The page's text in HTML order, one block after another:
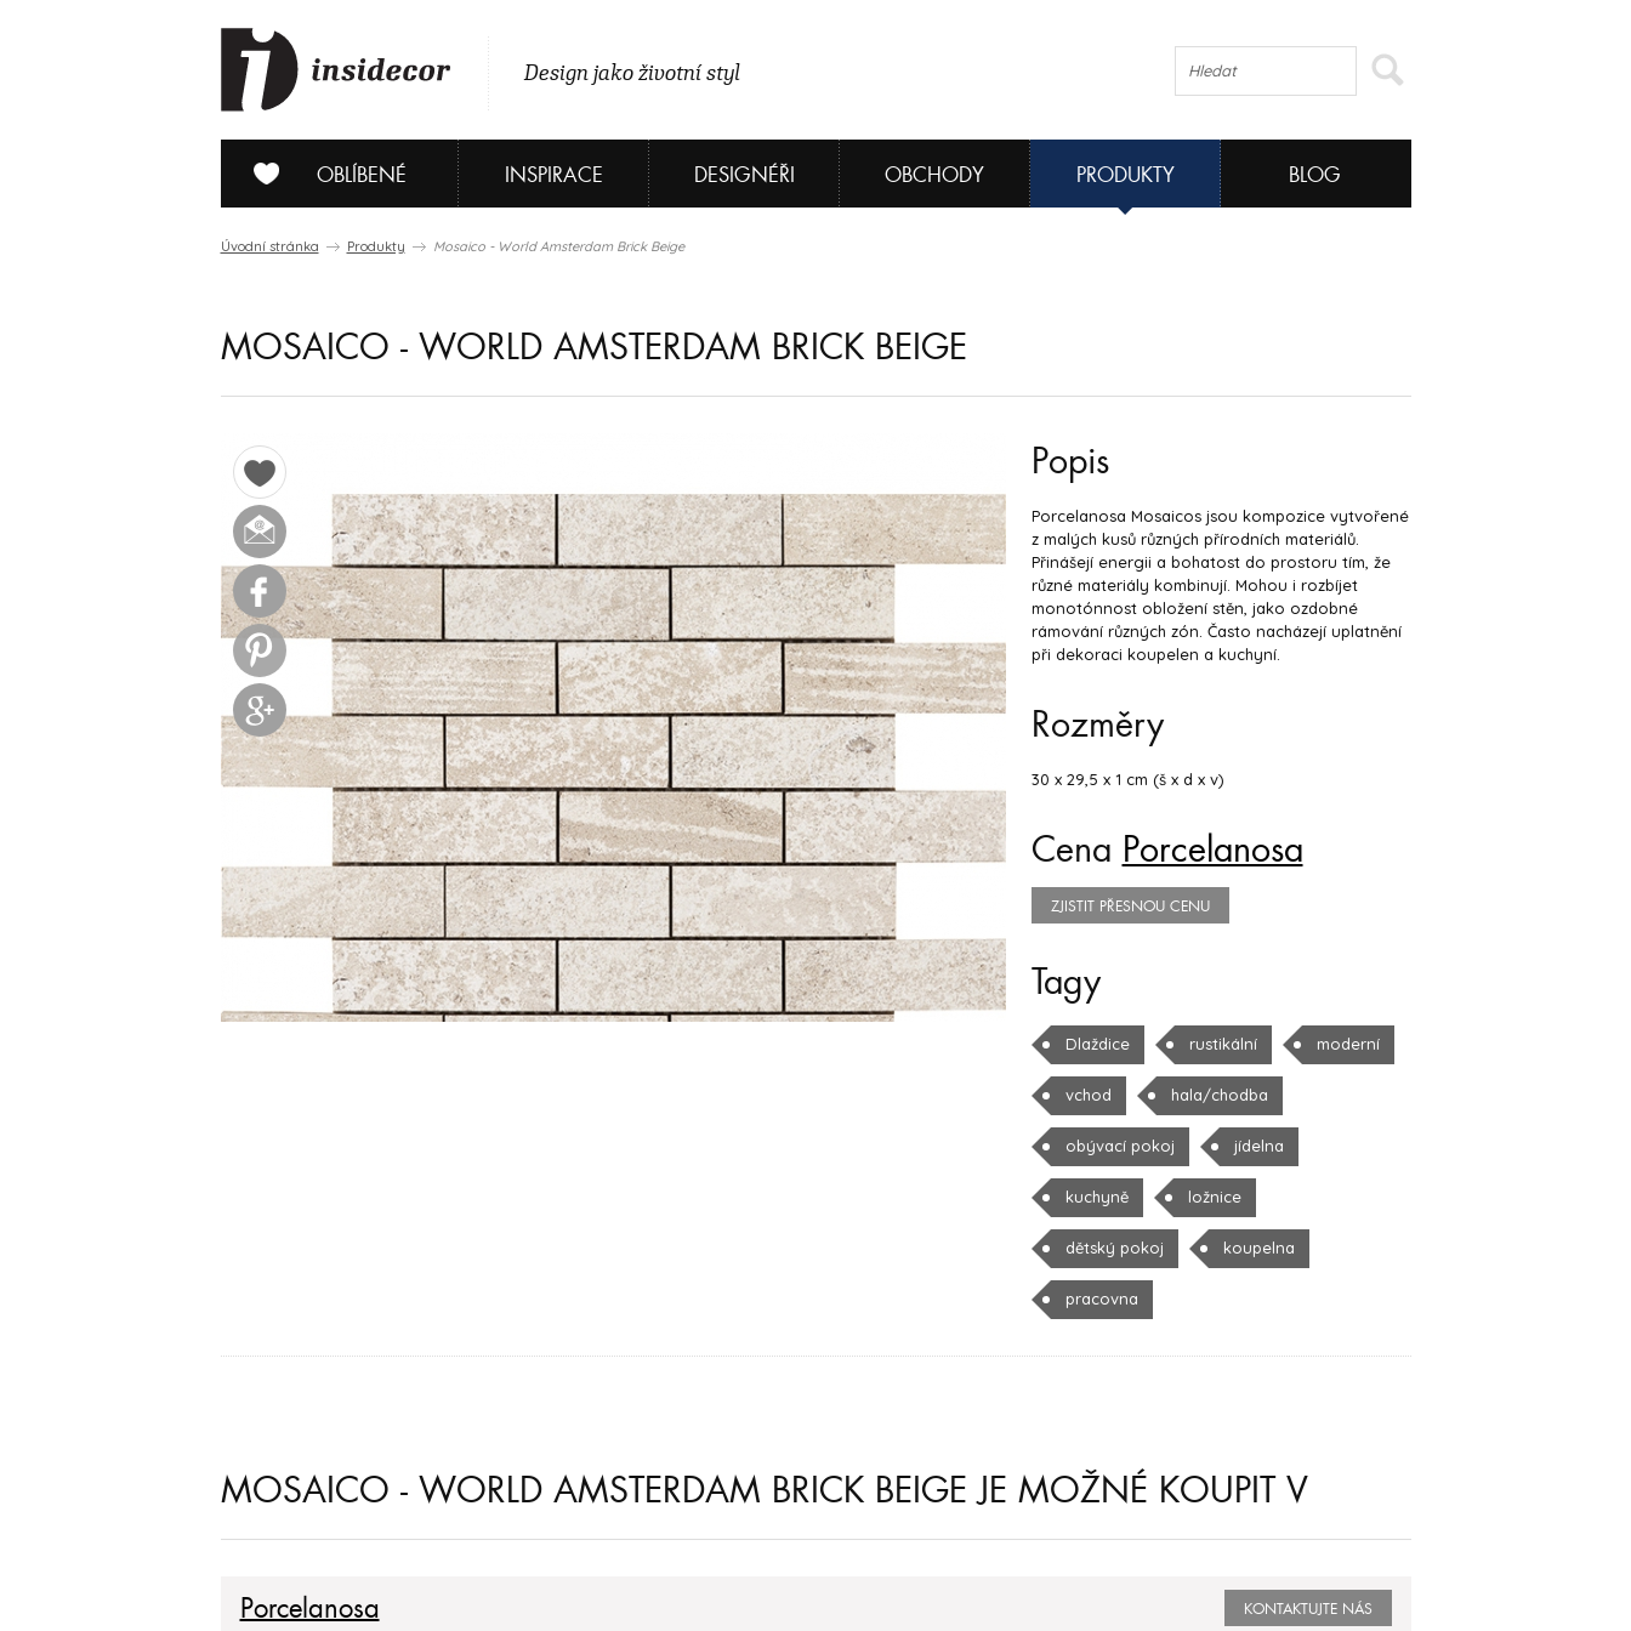
Design jako životní styl
OBLÍBENÉ INSPIRACE DESIGNÉŘI OBCHODY PRODUKTY BLOG
Úvodní stránka Produkty Mosaico - World Amsterdam Brick Beige
MOSAICO - WORLD AMSTERDAM BRICK BEIGE
Popis
Porcelanosa Mosaicos jsou kompozice vytvořené
z malých kusů různých přírodních materiálů.
Přinášejí energii a bohatost do prostoru tím, že
různé materiály kombinují. Mohou i rozbíjet
monotónnost obložení stěn, jako ozdobné
rámování různých zón. Často nacházejí uplatnění
při dekoraci koupelen a kuchyní.
Rozměry
30 x 29,5 x 1 cm (š x d x v)
Cena Porcelanosa
ZJISTIT PŘESNOU CENU
Tagy
Dlaždice rustikální moderní
vchod hala/chodba
obývací pokoj jídelna
kuchyně ložnice
dětský pokoj koupelna
pracovna
MOSAICO - WORLD AMSTERDAM BRICK BEIGE JE MOŽNÉ KOUPIT V
Porcelanosa KONTAKTUJTE NÁS